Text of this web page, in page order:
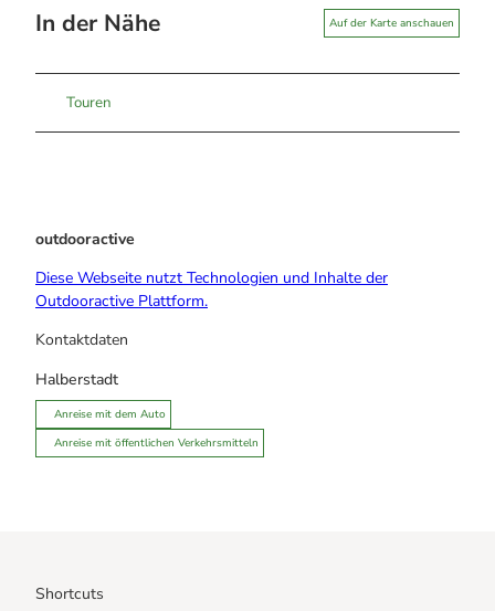
In der Nähe Auf der Karte anschauen
Touren
outdooractive
Diese Webseite nutzt Technologien und Inhalte der
Outdooractive Plattform.
Kontaktdaten
Halberstadt
Anreise mit dem Auto
Anreise mit öffentlichen Verkehrsmitteln
Shortcuts